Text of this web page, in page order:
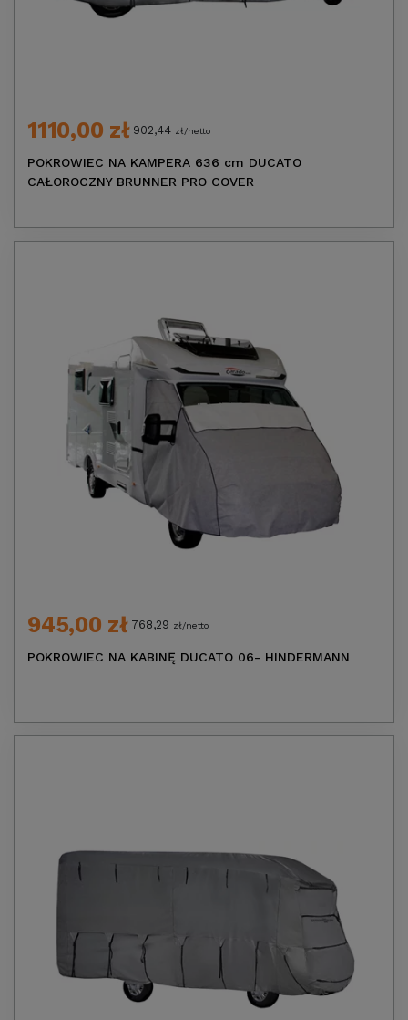
1110,00 zł 902,44 zł/netto
POKROWIEC NA KAMPERA 636 cm DUCATO
CAŁOROCZNY BRUNNER PRO COVER
945,00 zł 768,29 zł/netto
POKROWIEC NA KABINĘ DUCATO 06- HINDERMANN